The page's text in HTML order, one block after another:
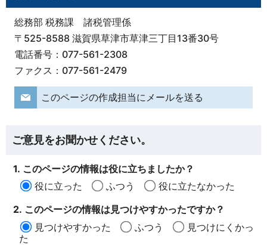
総務部 税務課 諸税管理係
〒525-8588 滋賀県草津市草津三丁目13番30号
電話番号：077-561-2308
ファクス：077-561-2479
このページの作成担当にメールを送る
ご意見をお聞かせください。
1. このページの情報は役に立ちましたか？
役に立った
ふつう
役に立たなかった
2. このページの情報は見つけやすかったですか？
見つけやすかった
ふつう
見つけにくかっ
た